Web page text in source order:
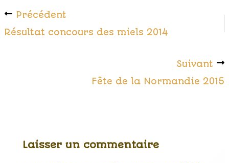
Précédent
Résultat concours des miels 2014
Suivant
Fête de la Normandie 2015
Laisser un commentaire